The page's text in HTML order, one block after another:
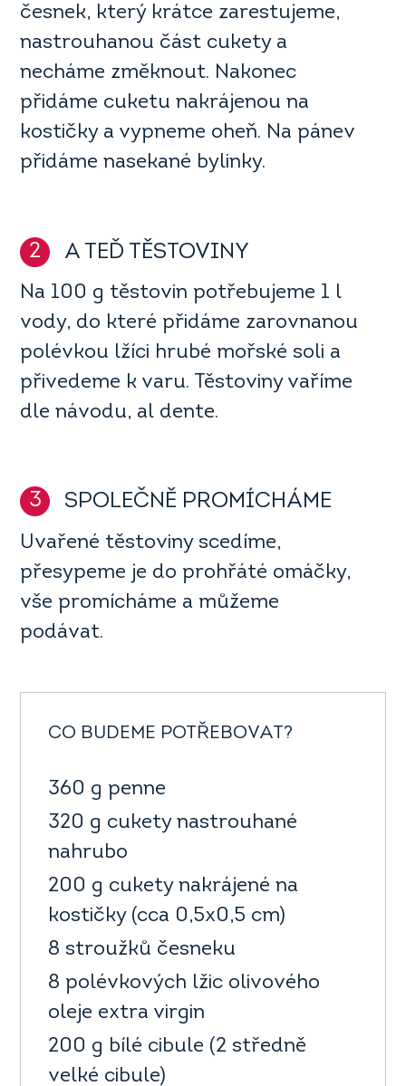
česnek, který krátce zarestujeme,
nastrouhanou část cukety a
necháme změknout. Nakonec
přidáme cuketu nakrájenou na
kostičky a vypneme oheň. Na pánev
přidáme nasekané bylinky.
2 A TEĎ TĚSTOVINY
Na 100 g těstovin potřebujeme 1 l
vody, do které přidáme zarovnanou
polévkou lžíci hrubé mořské soli a
přivedeme k varu. Těstoviny vaříme
dle návodu, al dente.
3 SPOLEČNĚ PROMÍCHÁME
Uvařené těstoviny scedíme,
přesypeme je do prohřáté omáčky,
vše promícháme a můžeme
podávat.
CO BUDEME POTŘEBOVAT?
360 g penne
320 g cukety nastrouhané
nahrubo
200 g cukety nakrájené na
kostičky (cca 0,5x0,5 cm)
8 stroužků česneku
8 polévkových lžic olivového
oleje extra virgin
200 g bílé cibule (2 středně
velké cibule)